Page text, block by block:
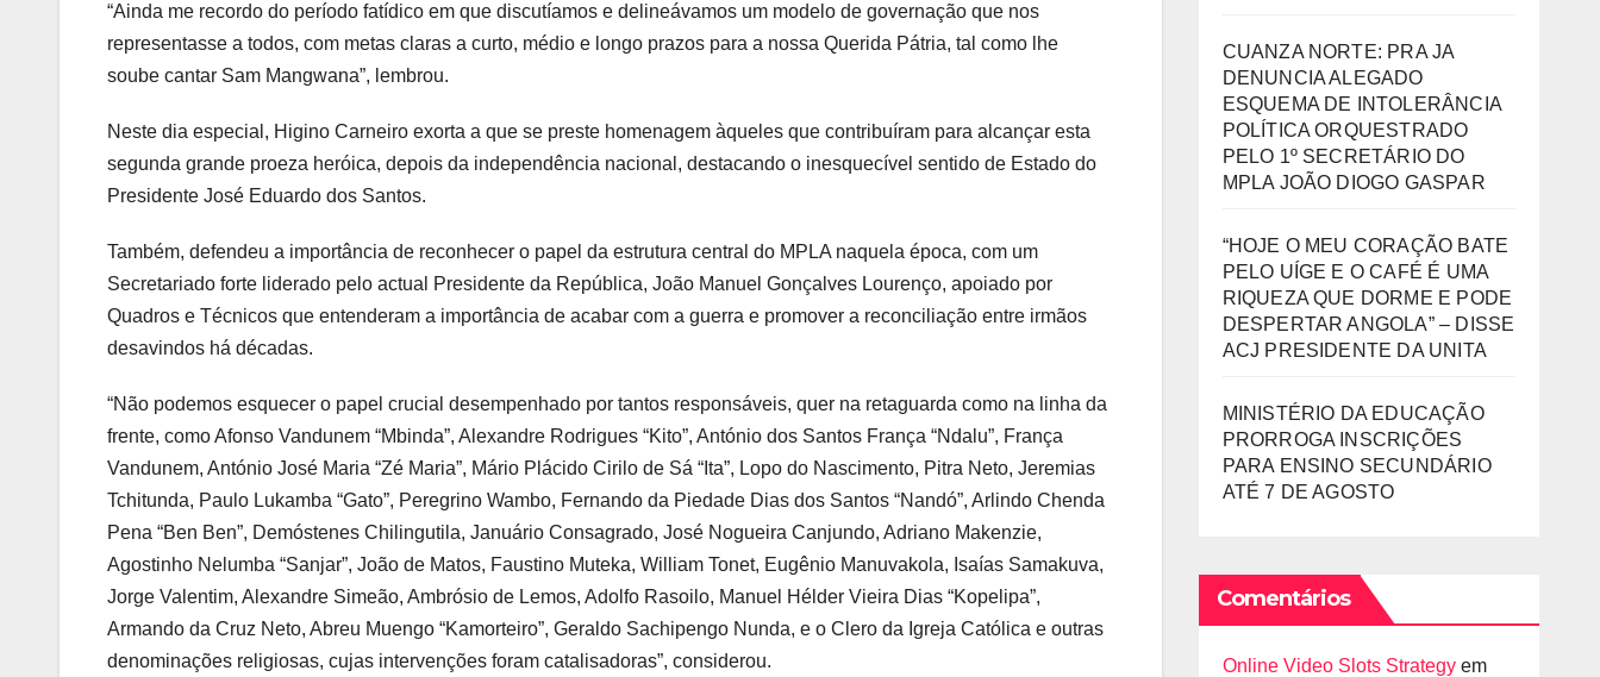
“Ainda me recordo do período fatídico em que discutíamos e delineávamos um modelo de governação que nos
representasse a todos, com metas claras a curto, médio e longo prazos para a nossa Querida Pátria, tal como lhe
soube cantar Sam Mangwana”, lembrou.
Neste dia especial, Higino Carneiro exorta a que se preste homenagem àqueles que contribuíram para alcançar esta
segunda grande proeza heróica, depois da independência nacional, destacando o inesquecível sentido de Estado do
Presidente José Eduardo dos Santos.
Também, defendeu a importância de reconhecer o papel da estrutura central do MPLA naquela época, com um
Secretariado forte liderado pelo actual Presidente da República, João Manuel Gonçalves Lourenço, apoiado por
Quadros e Técnicos que entenderam a importância de acabar com a guerra e promover a reconciliação entre irmãos
desavindos há décadas.
“Não podemos esquecer o papel crucial desempenhado por tantos responsáveis, quer na retaguarda como na linha da
frente, como Afonso Vandunem “Mbinda”, Alexandre Rodrigues “Kito”, António dos Santos França “Ndalu”, França
Vandunem, António José Maria “Zé Maria”, Mário Plácido Cirilo de Sá “Ita”, Lopo do Nascimento, Pitra Neto, Jeremias
Tchitunda, Paulo Lukamba “Gato”, Peregrino Wambo, Fernando da Piedade Dias dos Santos “Nandó”, Arlindo Chenda
Pena “Ben Ben”, Demóstenes Chilingutila, Januário Consagrado, José Nogueira Canjundo, Adriano Makenzie,
Agostinho Nelumba “Sanjar”, João de Matos, Faustino Muteka, William Tonet, Eugênio Manuvakola, Isaías Samakuva,
Jorge Valentim, Alexandre Simeão, Ambrósio de Lemos, Adolfo Rasoilo, Manuel Hélder Vieira Dias “Kopelipa”,
Armando da Cruz Neto, Abreu Muengo “Kamorteiro”, Geraldo Sachipengo Nunda, e o Clero da Igreja Católica e outras
denominações religiosas, cujas intervenções foram catalisadoras”, considerou.
CUANZA NORTE: PRA JA
DENUNCIA ALEGADO
ESQUEMA DE INTOLERÂNCIA
POLÍTICA ORQUESTRADO
PELO 1º SECRETÁRIO DO
MPLA JOÃO DIOGO GASPAR
“HOJE O MEU CORAÇÃO BATE
PELO UÍGE E O CAFÉ É UMA
RIQUEZA QUE DORME E PODE
DESPERTAR ANGOLA” – DISSE
ACJ PRESIDENTE DA UNITA
MINISTÉRIO DA EDUCAÇÃO
PRORROGA INSCRIÇÕES
PARA ENSINO SECUNDÁRIO
ATÉ 7 DE AGOSTO
Comentários
Online Video Slots Strategyem